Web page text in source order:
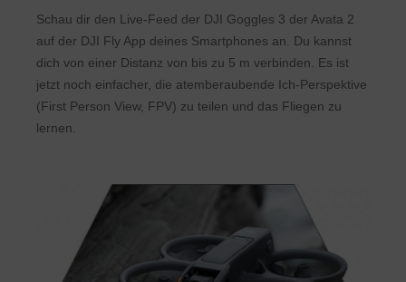
Schau dir den Live-Feed der DJI Goggles 3 der Avata 2
auf der DJI Fly App deines Smartphones an. Du kannst
dich von einer Distanz von bis zu 5 m verbinden. Es ist
jetzt noch einfacher, die atemberaubende Ich-Perspektive
(First Person View, FPV) zu teilen und das Fliegen zu
lernen.